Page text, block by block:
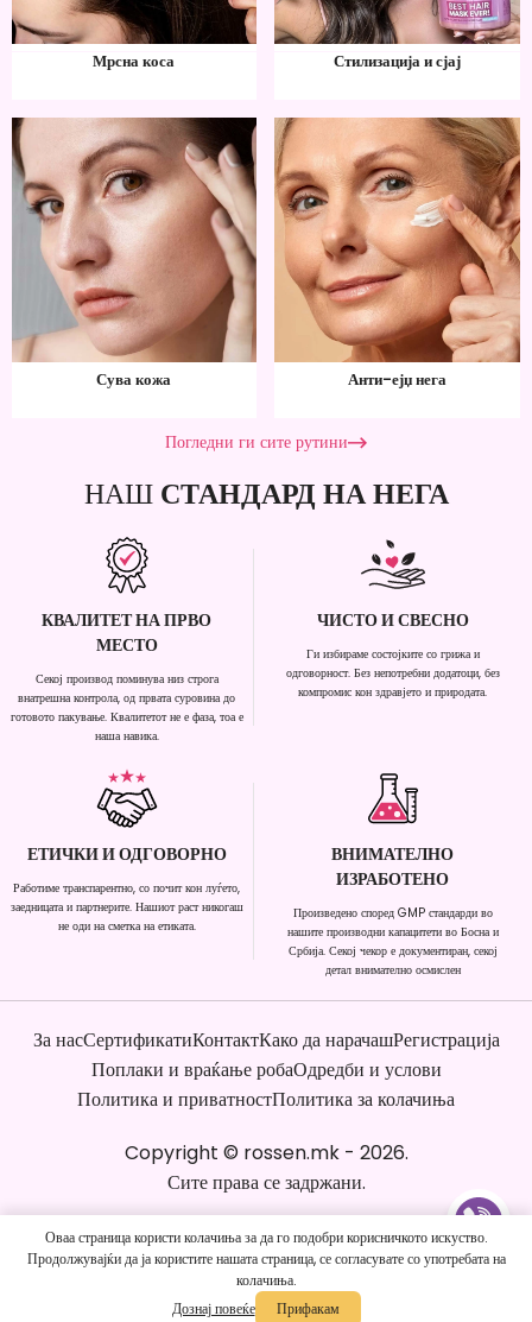
Мрсна коса Стилизација и сјај
Сува кожа Анти-ејџ нега
Погледни ги сите рутини
НАШ СТАНДАРД НА НЕГА
КВАЛИТЕТ НА ПРВО
МЕСТО
Секој производ поминува низ строга
внатрешна контрола, од првата суровина до
готовото пакување. Квалитетот не е фаза, тоа е
наша навика.
ЧИСТО И СВЕСНО
Ги избираме состојките со грижа и
одговорност. Без непотребни додатоци, без
компромис кон здравјето и природата.
ЕТИЧКИ И ОДГОВОРНО
Работиме транспарентно, со почит кон луѓето,
заедницата и партнерите. Нашиот раст никогаш
не оди на сметка на етиката.
ВНИМАТЕЛНО
ИЗРАБОТЕНО
Произведено според GMP стандарди во
нашите производни капацитети во Босна и
Србија. Секој чекор е документиран, секој
детал внимателно осмислен
За насСертификатиКонтактКако да нарачашРегистрација
Поплаки и враќање робаОдредби и услови
Политика и приватностПолитика за колачиња
Copyright © rossen.mk- 2026.
Сите права се задржани.
Оваа страница користи колачиња за да го подобри корисничкото искуство.
Продолжувајќи да ја користите нашата страница, се согласувате со употребата на
колачиња.
Дознај повеќе
Прифакам